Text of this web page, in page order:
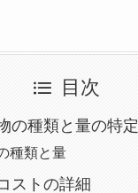
目次
の種類と量の特定
種類と量
ストの詳細